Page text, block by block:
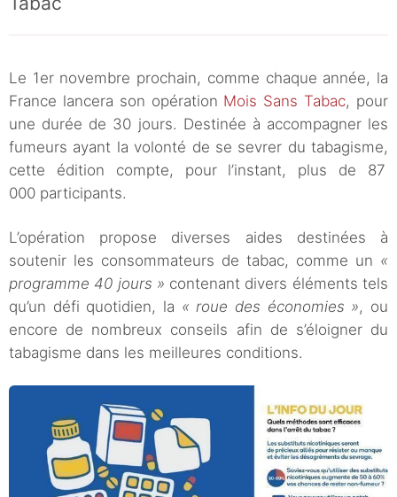
Le 1er novembre prochain, comme chaque année, la
France lancera son opération Mois Sans Tabac, pour
une durée de 30 jours. Destinée à accompagner les
fumeurs ayant la volonté de se sevrer du tabagisme,
cette édition compte, pour l’instant, plus de 87
000 participants.
L’opération propose diverses aides destinées à
soutenir les consommateurs de tabac, comme un «
programme 40 jours » contenant divers éléments tels
qu’un défi quotidien, la « roue des économies », ou
encore de nombreux conseils afin de s’éloigner du
tabagisme dans les meilleures conditions.